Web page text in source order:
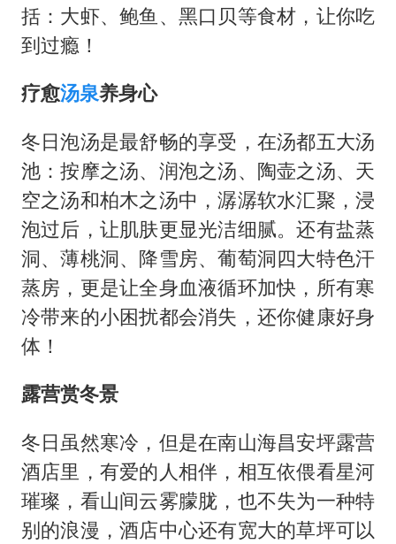
括：大虾、鲍鱼、黑口贝等食材，让你吃
到过瘾！
疗愈汤泉养身心
冬日泡汤是最舒畅的享受，在汤都五大汤
池：按摩之汤、润泡之汤、陶壶之汤、天
空之汤和柏木之汤中，潺潺软水汇聚，浸
泡过后，让肌肤更显光洁细腻。还有盐蒸
洞、薄桃洞、降雪房、葡萄洞四大特色汗
蒸房，更是让全身血液循环加快，所有寒
冷带来的小困扰都会消失，还你健康好身
体！
露营赏冬景
冬日虽然寒冷，但是在南山海昌安坪露营
酒店里，有爱的人相伴，相互依偎看星河
璀璨，看山间云雾朦胧，也不失为一种特
别的浪漫，酒店中心还有宽大的草坪可以